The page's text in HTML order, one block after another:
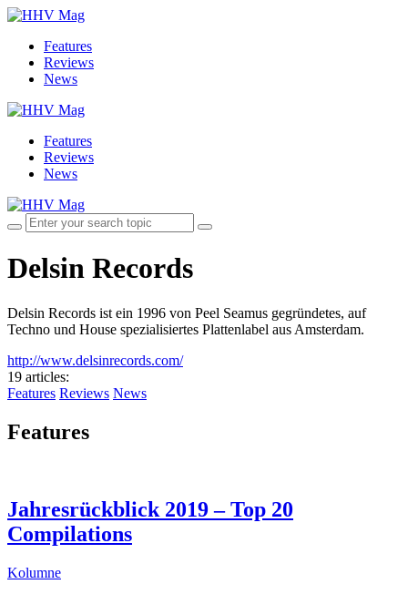
Features
Reviews
News
Features
Reviews
News
Delsin Records
Delsin Records ist ein 1996 von Peel Seamus gegründetes, auf
Techno und House spezialisiertes Plattenlabel aus Amsterdam.
http://www.delsinrecords.com/
19 articles:
Features Reviews News
Features
Jahresrückblick 2019 – Top 20
Compilations
Kolumne